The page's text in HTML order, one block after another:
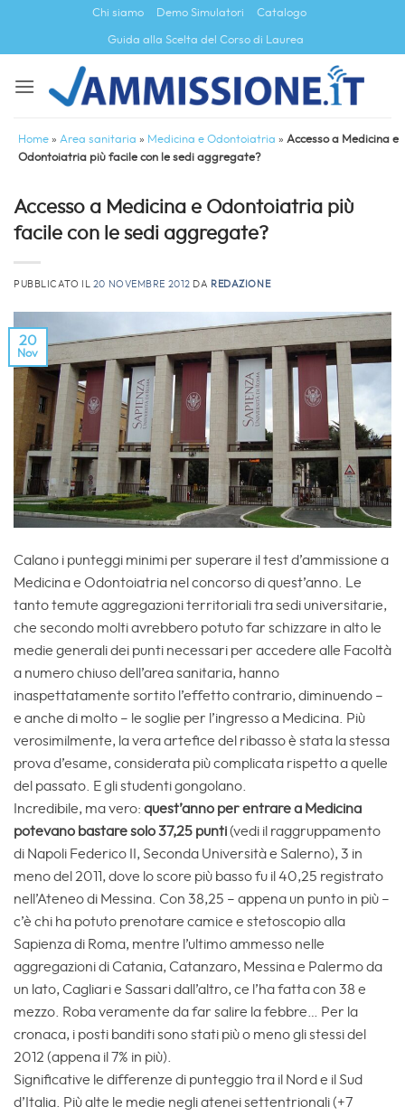
contenuti
Chi siamo Demo Simulatori Catalogo
Guida alla Scelta del Corso di Laurea
Home » Area sanitaria » Medicina e Odontoiatria » Accesso a Medicina e
Odontoiatria più facile con le sedi aggregate?
Accesso a Medicina e Odontoiatria più
facile con le sedi aggregate?
PUBBLICATO IL 20 NOVEMBRE 2012 DA REDAZIONE
20
Nov
Calano i punteggi minimi per superare il test d’ammissione a
Medicina e Odontoiatria nel concorso di quest’anno. Le
tanto temute aggregazioni territoriali tra sedi universitarie,
che secondo molti avrebbero potuto far schizzare in alto le
medie generali dei punti necessari per accedere alle Facoltà
a numero chiuso dell’area sanitaria, hanno
inaspettatamente sortito l’effetto contrario, diminuendo –
e anche di molto – le soglie per l’ingresso a Medicina. Più
verosimilmente, la vera artefice del ribasso è stata la stessa
prova d’esame, considerata più complicata rispetto a quelle
del passato. E gli studenti gongolano.
Incredibile, ma vero: quest’anno per entrare a Medicina
potevano bastare solo 37,25 punti(vedi il raggruppamento
di Napoli Federico II, Seconda Università e Salerno), 3 in
meno del 2011, dove lo score più basso fu il 40,25 registrato
nell’Ateneo di Messina. Con 38,25 – appena un punto in più –
c’è chi ha potuto prenotare camice e stetoscopio alla
Sapienza di Roma, mentre l’ultimo ammesso nelle
aggregazioni di Catania, Catanzaro, Messina e Palermo da
un lato, Cagliari e Sassari dall’altro, ce l’ha fatta con 38 e
mezzo. Roba veramente da far salire la febbre… Per la
cronaca, i posti banditi sono stati più o meno gli stessi del
2012 (appena il 7% in più).
Significative le differenze di punteggio tra il Nord e il Sud
d’Italia. Più alte le medie negli atenei settentrionali (+7